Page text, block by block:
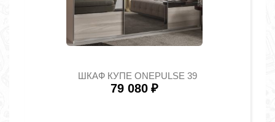
ШКАФ КУПЕ ONEPULSE 39
79 080 ₽